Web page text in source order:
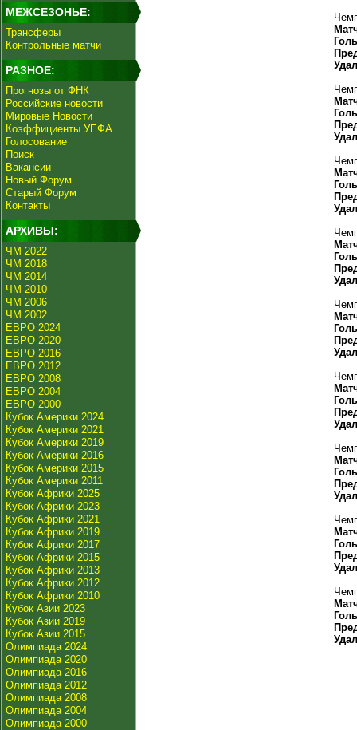
МЕЖСЕЗОНЬЕ:
Трансферы
Контрольные матчи
РАЗНОЕ:
Прогнозы от ФНК
Российские новости
Мировые Новости
Коэффициенты УЕФА
Голосование
Поиск
Вакансии
Новый Форум
Старый Форум
Контакты
АРХИВЫ:
ЧМ 2022
ЧМ 2018
ЧМ 2014
ЧМ 2010
ЧМ 2006
ЧМ 2002
ЕВРО 2024
ЕВРО 2020
ЕВРО 2016
ЕВРО 2012
ЕВРО 2008
ЕВРО 2004
ЕВРО 2000
Кубок Америки 2024
Кубок Америки 2021
Кубок Америки 2019
Кубок Америки 2016
Кубок Америки 2015
Кубок Америки 2011
Кубок Африки 2025
Кубок Африки 2023
Кубок Африки 2021
Кубок Африки 2019
Кубок Африки 2017
Кубок Африки 2015
Кубок Африки 2013
Кубок Африки 2012
Кубок Африки 2010
Кубок Азии 2023
Кубок Азии 2019
Кубок Азии 2015
Олимпиада 2024
Олимпиада 2020
Олимпиада 2016
Олимпиада 2012
Олимпиада 2008
Олимпиада 2004
Олимпиада 2000